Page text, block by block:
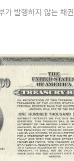
가 발행하지 않는 채